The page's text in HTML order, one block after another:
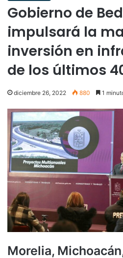
Gobierno de
impulsará la
inversión en
de los últimos
diciembre 26, 2022 880 1
Morelia,